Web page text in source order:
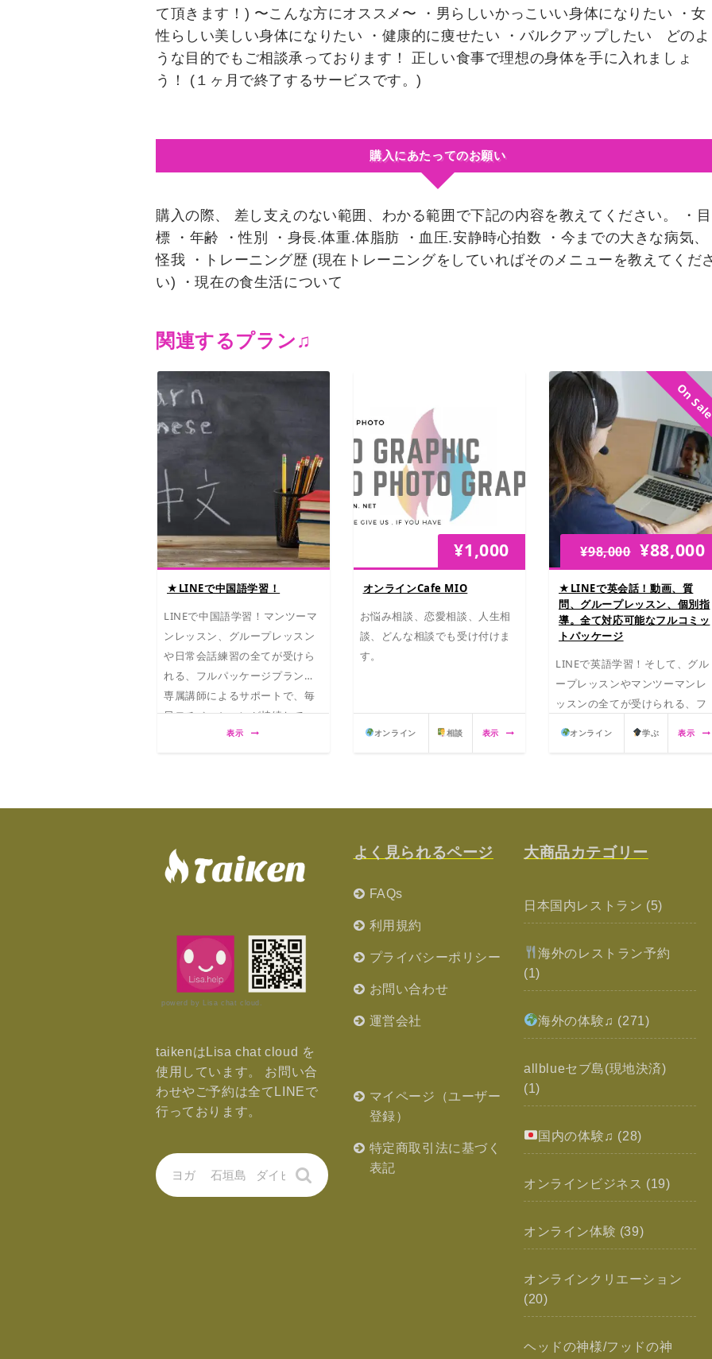
て頂きます！) 〜こんな方にオススメ〜 ・男らしいかっこいい身体になりたい ・女
性らしい美しい身体になりたい ・健康的に痩せたい ・バルクアップしたい どのよ
うな目的でもご相談承っております！ 正しい食事で理想の身体を手に入れましょ
う！ (１ヶ月で終了するサービスです。)
購入にあたってのお願い
購入の際、 差し支えのない範囲、わかる範囲で下記の内容を教えてください。 ・目
標 ・年齢 ・性別 ・身長.体重.体脂肪 ・血圧.安静時心拍数 ・今までの大きな病気、
怪我 ・トレーニング歴 (現在トレーニングをしていればそのメニューを教えてくだ
い) ・現在の食生活について
関連するプラン♫
★LINEで中国語学習！
LINEで中国語学習！マンツーマ
ンレッスン、グループレッスン
や日常会話練習の全てが受けら
れる、フルパッケージプラン。
専属講師によるサポートで、毎
日モチベーションが持続して、
中国語が日常的に学ぶ事ができ
表示
¥1,000
オンラインCafe MIO
お悩み相談、恋愛相談、人生相
談、どんな相談でも受け付けま
す。
オンライン 相談 表示
On
¥98,000 ¥88,000
★LINEで英会話！動画、質
問、グループレッスン、個別指
導。全て対応可能なフルコミッ
トパッケージ
LINEで英語学習！そして、グル
ープレッスンやマンツーマンレ
ッスンの全てが受けられる、フ
オンライン 学ぶ 表示
powerd by Lisa chat cloud.
taikenはLisa chat cloud を
使用しています。 お問い合
わせやご予約は全てLINEで
行っております。
よく見られるページ
FAQs
利用規約
プライバシーポリシー
お問い合わせ
運営会社
マイページ（ユーザー
登録）
特定商取引法に基づく
表記
大商品カテゴリー
日本国内レストラン (5)
海外のレストラン予約
(1)
海外の体験♫ (271)
allblueセブ島(現地決済)
(1)
国内の体験♫ (28)
オンラインビジネス (19)
オンライン体験 (39)
オンラインクリエーション
(20)
ヘッドの神様/フッドの神